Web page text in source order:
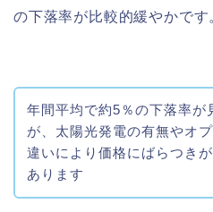
の下落率が比較的緩やかです
年間平均で約5％の下落率が
が、太陽光発電の有無やオ
違いにより価格にばらつき
あります